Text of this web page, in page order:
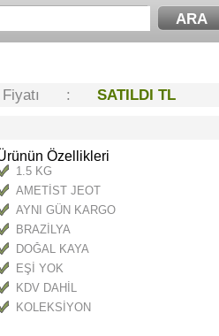
Fiyatı : SATILDI TL
Özellikleri
1.5 KG
AMETİST JEOT
AYNI GÜN KARGO
BRAZİLYA
DOĞAL KAYA
EŞİ YOK
KDV DAHİL
KOLEKSİYON